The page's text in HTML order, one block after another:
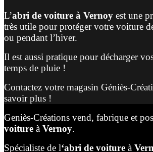
L’abri de voiture à Vernoy est une
très utile pour protéger votre voiture
ou pendant l’hiver.
Il est aussi pratique pour décharger
temps de pluie !
Contactez votre magasin Géniès-
savoir plus !
Geniès-Créations vend, fabrique et
voiture à Vernoy.
Spécialiste de l‘abri de voiture à